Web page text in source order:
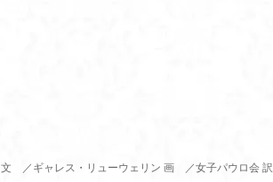
文 ／ギャレス・リューウェリン 画 ／女子パウロ会 訳